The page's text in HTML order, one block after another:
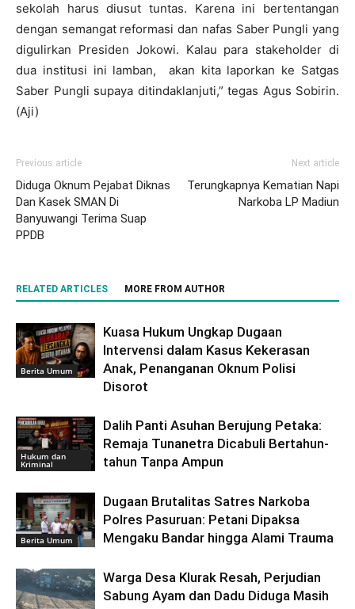
sekolah harus diusut tuntas. Karena ini bertentangan
dengan semangat reformasi dan nafas Saber Pungli yang
digulirkan Presiden Jokowi. Kalau para stakeholder di
dua institusi ini lamban, akan kita laporkan ke Satgas
Saber Pungli supaya ditindaklanjuti,” tegas Agus Sobirin.
(Aji)
Previous article
Diduga Oknum Pejabat Diknas
Dan Kasek SMAN Di
Banyuwangi Terima Suap
PPDB
Next article
Terungkapnya Kematian Napi
Narkoba LP Madiun
RELATED ARTICLES MORE FROM AUTHOR
Berita Umum
Kuasa Hukum Ungkap Dugaan
Intervensi dalam Kasus Kekerasan
Anak, Penanganan Oknum Polisi
Disorot
Hukum dan
Kriminal
Dalih Panti Asuhan Berujung Petaka:
Remaja Tunanetra Dicabuli Bertahun-
tahun Tanpa Ampun
Berita Umum
Dugaan Brutalitas Satres Narkoba
Polres Pasuruan: Petani Dipaksa
Mengaku Bandar hingga Alami Trauma
Warga Desa Klurak Resah, Perjudian
Sabung Ayam dan Dadu Diduga Masih